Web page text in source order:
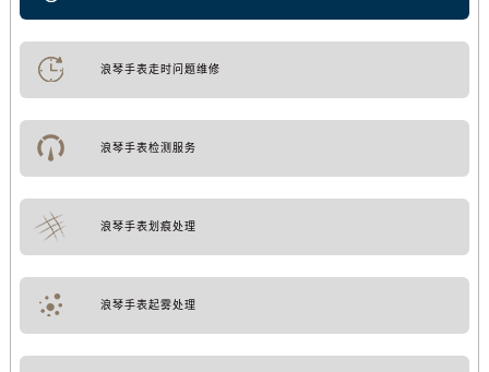
浪琴手表走时问题维修
浪琴手表检测服务
浪琴手表划痕处理
浪琴手表起雾处理